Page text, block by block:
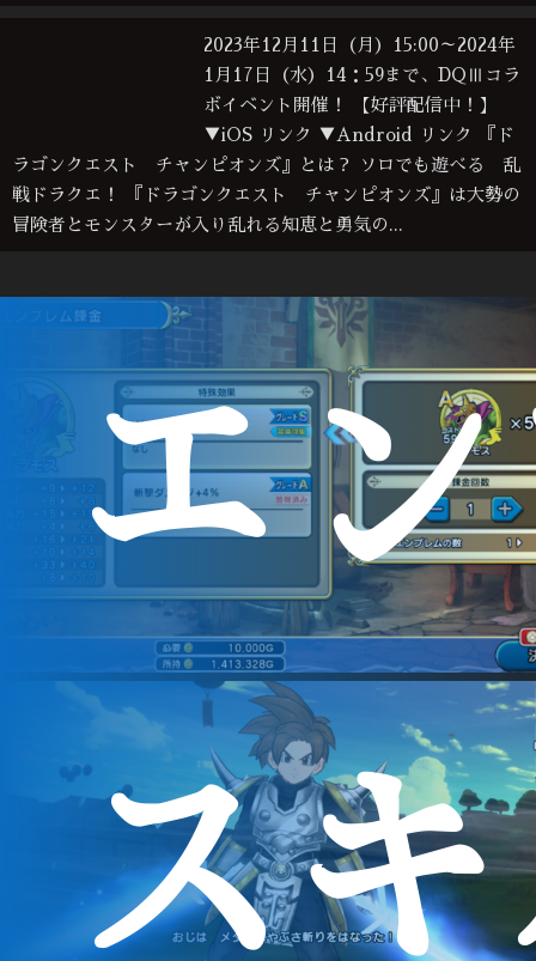
2023年12月11日（月）15:00～2024年
1月17日（水）14：59まで、DQⅢコラ
ボイベント開催！ 【好評配信中！】
▼iOS リンク ▼Android リンク 『ド
ラゴンクエスト チャンピオンズ』とは？ ソロでも遊べる 乱
戦ドラクエ！ 『ドラゴンクエスト チャンピオンズ』は大勢の
冒険者とモンスターが入り乱れる知恵と勇気の...
エ
ス